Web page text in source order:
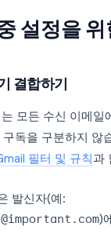
설정을 위
결합하기
모든 수신 이메일
독을 구분하지 않
필터 및 규칙과
발신자(예:
)